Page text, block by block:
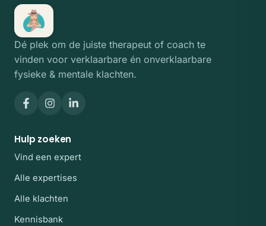
Dé plek om de juiste therapeut of coach te
vinden voor verklaarbare én onverklaarbare
fysieke & mentale klachten.
Hulp zoeken
Vind een expert
Alle expertises
Alle klachten
Kennisbank